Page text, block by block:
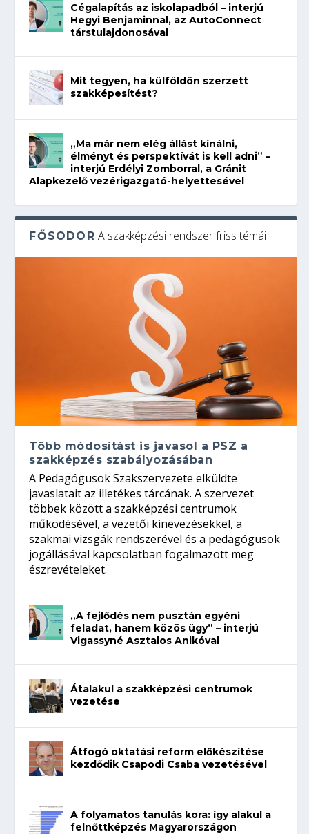
Cégalapítás az iskolapadból – interjú
Hegyi Benjaminnal, az AutoConnect
társtulajdonosával
Mit tegyen, ha külföldön szerzett
szakképesítést?
„Ma már nem elég állást kínálni,
élményt és perspektívát is kell adni” –
interjú Erdélyi Zomborral, a Gránit
Alapkezelő vezérigazgató-helyettesével
FŐSODOR A szakképzési rendszer friss témái
Több módosítást is javasol a PSZ a
szakképzés szabályozásában
A Pedagógusok Szakszervezete elküldte
javaslatait az illetékes tárcának. A szervezet
többek között a szakképzési centrumok
működésével, a vezetői kinevezésekkel, a
szakmai vizsgák rendszerével és a pedagógusok
jogállásával kapcsolatban fogalmazott meg
észrevételeket.
„A fejlődés nem pusztán egyéni
feladat, hanem közös ügy” – interjú
Vigassyné Asztalos Anikóval
Átalakul a szakképzési centrumok
vezetése
Átfogó oktatási reform előkészítése
kezdődik Csapodi Csaba vezetésével
A folyamatos tanulás kora: így alakul a
felnőttképzés Magyarországon